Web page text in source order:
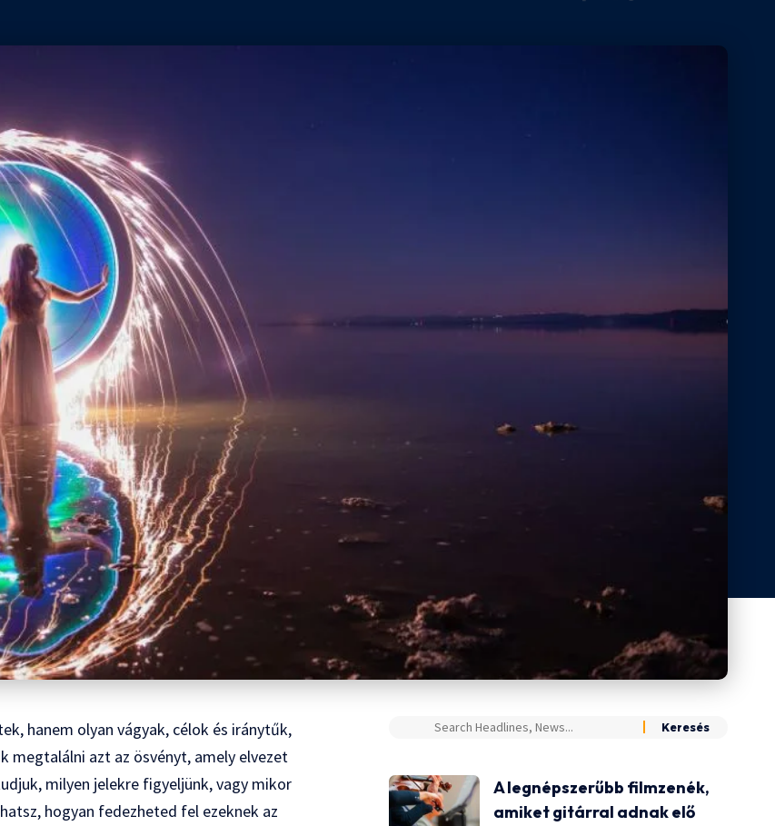
hanem olyan vágyak, célok és iránytűk,
megtalálni azt az ösvényt, amely elvezet
milyen jelekre figyeljünk, vagy mikor
hogyan fedezheted fel ezeknek az
A legnépszerűbb filmzenék,
amiket gitárral adnak elő